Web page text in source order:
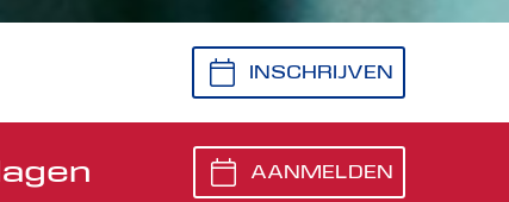
INSCHRIJVEN
AANMELDEN